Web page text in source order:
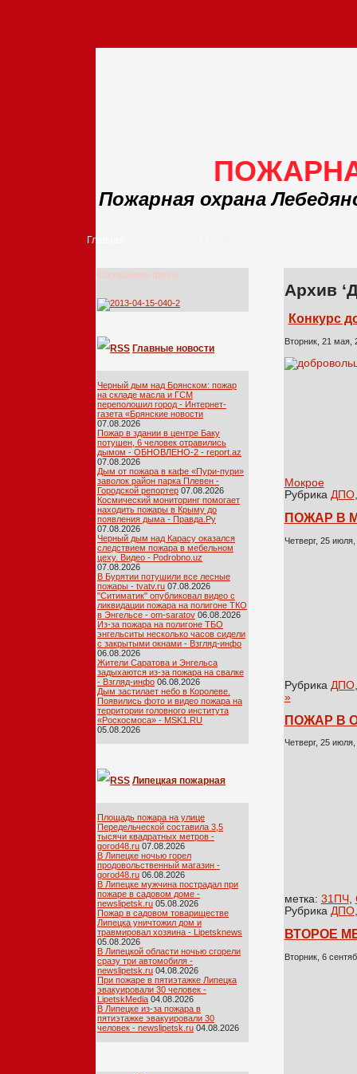
Пожарная охрана
Главная
Случайное фото
Главные новости
Черный дым над Брянском: пожар
на складе масла и ГСМ
переполошил город - Интернет-
газета «Брянские новости
07.08.2026
Пожар в здании в центре Баку
потушен, 6 человек отравились
дымом - ОБНОВЛЕНО-2 - report.az
07.08.2026
Дым от пожара в кафе «Пури-пури»
заволок район парка Плевен -
Городской репортер 07.08.2026
Космический мониторинг помогает
находить пожары в Крыму до
появления дыма - Правда.Ру
07.08.2026
Черный дым над Карасу оказался
следствием пожара в мебельном
цеху. Видео - Podrobno.uz
07.08.2026
В Бурятии потушили все лесные
пожары - tvatv.ru 07.08.2026
"Ситиматик" опубликовал видео с
ликвидации пожара на полигоне ТКО
в Энгельсе - om-saratov 06.08.2026
Из-за пожара на полигоне ТБО
энгельситы несколько часов сидели
с закрытыми окнами - Взгляд-инфо
06.08.2026
Жители Саратова и Энгельса
задыхаются из-за пожара на свалке
- Взгляд-инфо 06.08.2026
Дым застилает небо в Королеве.
Появились фото и видео пожара на
территории головного института
«Роскосмоса» - MSK1.RU
05.08.2026
Липецкая пожарная
Площадь пожара на улице
Передельческой составила 3,5
тысячи квадратных метров -
gorod48.ru 07.08.2026
В Липецке ночью горел
продовольственный магазин -
gorod48.ru 06.08.2026
В Липецке мужчина пострадал при
пожаре в садовом доме -
newslipetsk.ru 05.08.2026
Пожар в садовом товариществе
Липецка уничтожил дом и
травмировал хозяина - Lipetsknews
05.08.2026
В Липецкой области ночью сгорели
сразу три автомобиля -
newslipetsk.ru 04.08.2026
При пожаре в пятиэтажке Липецка
эвакуировали 30 человек -
LipetskMedia 04.08.2026
В Липецке из-за пожара в
пятиэтажке эвакуировали 30
человек - newslipetsk.ru 04.08.2026
Архив
Конкурс
Вторник, 21 мая,
Мокрое
Рубрика ДПО
ПОЖАР В
Четверг, 25 июля,
Рубрика ДПО
»
ПОЖАР В
Четверг, 25 июля,
метка: 31ПЧ ,
Рубрика ДПО
ВТОРОЕ
Вторник, 6